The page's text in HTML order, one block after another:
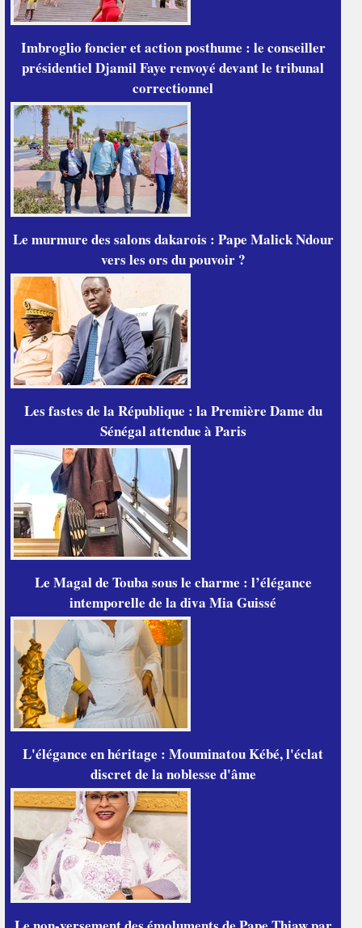
Imbroglio foncier et action posthume : le conseiller
présidentiel Djamil Faye renvoyé devant le tribunal
correctionnel
Le murmure des salons dakarois : Pape Malick Ndour
vers les ors du pouvoir ?
Les fastes de la République : la Première Dame du
Sénégal attendue à Paris
Le Magal de Touba sous le charme : l’élégance
intemporelle de la diva Mia Guissé
L'élégance en héritage : Mouminatou Kébé, l'éclat
discret de la noblesse d'âme